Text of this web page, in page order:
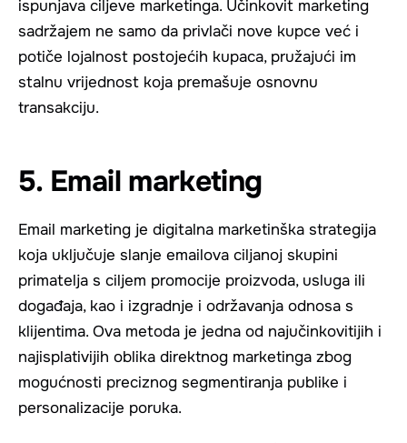
ispunjava ciljeve marketinga. Učinkovit marketing
sadržajem ne samo da privlači nove kupce već i
potiče lojalnost postojećih kupaca, pružajući im
stalnu vrijednost koja premašuje osnovnu
transakciju.
5. Email marketing
Email marketing je digitalna marketinška strategija
koja uključuje slanje emailova ciljanoj skupini
primatelja s ciljem promocije proizvoda, usluga ili
događaja, kao i izgradnje i održavanja odnosa s
klijentima. Ova metoda je jedna od najučinkovitijih i
najisplativijih oblika direktnog marketinga zbog
mogućnosti preciznog segmentiranja publike i
personalizacije poruka.